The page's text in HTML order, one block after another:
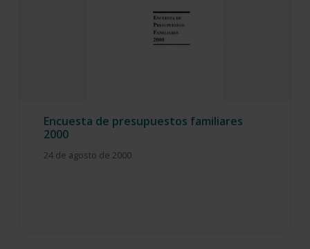
Encuesta de presupuestos familiares
2000
24 de agosto de 2000